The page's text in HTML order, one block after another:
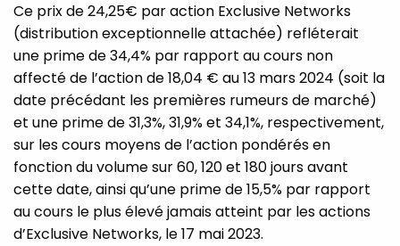
Ce prix de 24,25€ par action Exclusive Networks
(distribution exceptionnelle attachée) refléterait
une prime de 34,4% par rapport au cours non
affecté de l’action de 18,04 € au 13 mars 2024 (soit la
date précédant les premières rumeurs de marché)
et une prime de 31,3%, 31,9% et 34,1%, respectivement,
sur les cours moyens de l’action pondérés en
fonction du volume sur 60, 120 et 180 jours avant
cette date, ainsi qu’une prime de 15,5% par rapport
au cours le plus élevé jamais atteint par les actions
d’Exclusive Networks, le 17 mai 2023.